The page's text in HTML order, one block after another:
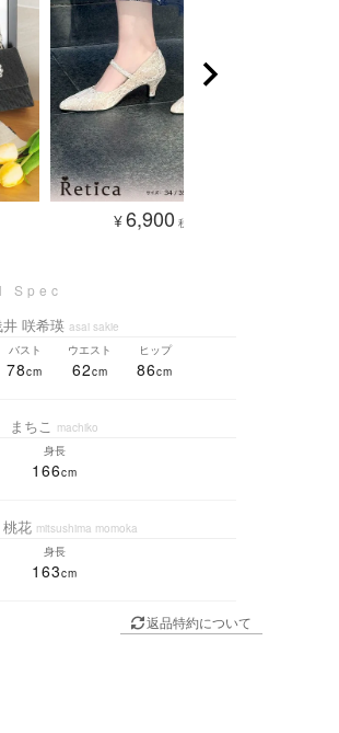
¥6,900 税込
咲希瑛 asai sakie
バスト
78
ウエスト
62
ヒップ
86
まちこ machiko
身長
166
花 mitsushima momoka
身長
163
返品特約について